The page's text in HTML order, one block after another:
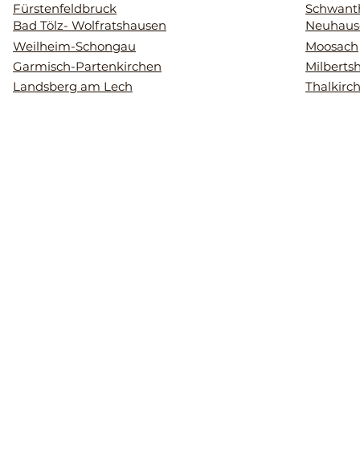
Fürstenfeldbruck
Bad Tölz- Wolfratshausen
Weilheim-Schongau
Garmisch-Partenkirchen
Landsberg am Lech
Moosach